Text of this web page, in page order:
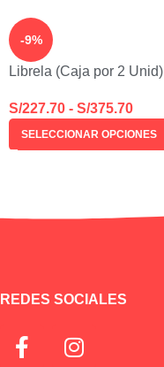
-9%
Librela (Caja por 2 Unid)
S/227.70 - S/375.70
SELECCIONAR OPCIONES
REDES SOCIALES